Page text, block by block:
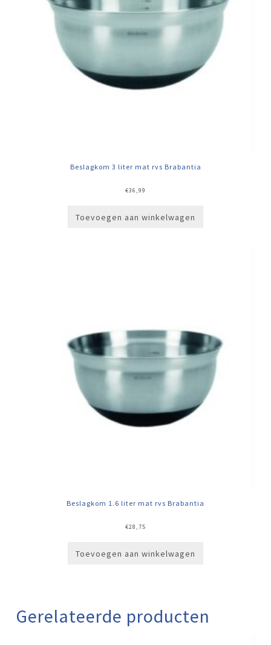
Beslagkom 3 liter mat rvs Brabantia
€36,99
Toevoegen aan winkelwagen
Beslagkom 1.6 liter mat rvs Brabantia
€28,75
Toevoegen aan winkelwagen
Gerelateerde producten